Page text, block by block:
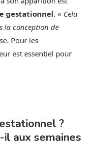
gestationnel. « Cela
la conception de
Pour les
est essentiel pour
?
aux semaines